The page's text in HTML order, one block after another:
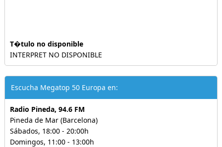
T�tulo no disponible
INTERPRET NO DISPONIBLE
Escucha Megatop 50 Europa en:
Radio Pineda, 94.6 FM
Pineda de Mar (Barcelona)
Sábados, 18:00 - 20:00h
Domingos, 11:00 - 13:00h